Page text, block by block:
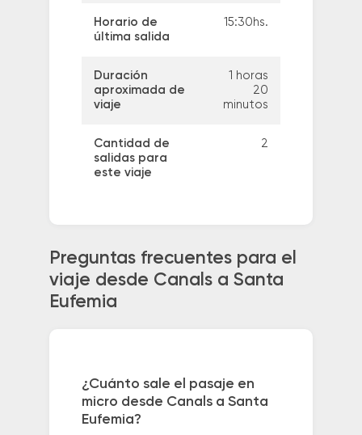
Horario de
última salida
15:30hs.
Duración
aproximada de
viaje
1 horas
20
minutos
Cantidad de
salidas para
este viaje
2
Preguntas frecuentes para el
viaje desde Canals a Santa
Eufemia
¿Cuánto sale el pasaje en
micro desde Canals a Santa
Eufemia?